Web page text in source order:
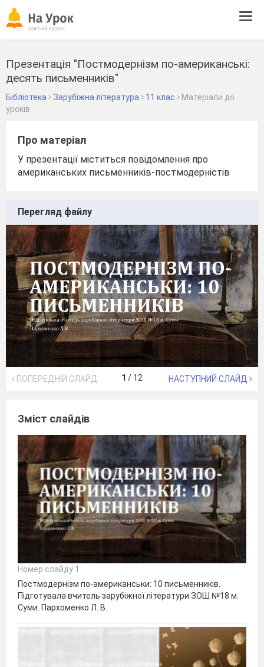
Презентація "Постмодернізм по-американські:
десять письменників"
Бібліотека Зарубіжна література 11 клас
Матеріали до
уроків
Про матеріал
У презентації міститься повідомлення про
американських письменників-постмодерністів
Перегляд файлу
ПОПЕРЕДНІЙ СЛАЙД 1 / 12 НАСТУПНИЙ СЛАЙД
Зміст слайдів
Номер слайду 1
Постмодернізм по-американськи: 10 письменників.
Підготувала вчитель зарубіжної літератури ЗОШ №18 м.
Суми. Пархоменко Л. В.